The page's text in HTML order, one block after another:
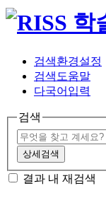
검색환경설정
검색도움말
다국어입력
검색
상세검색
결과 내 재검색